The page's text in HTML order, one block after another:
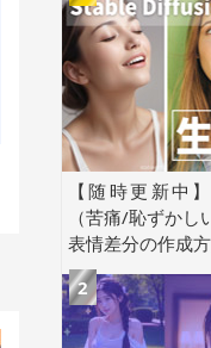
【随時更新中
（苦痛/恥ずかし
表情差分の作成